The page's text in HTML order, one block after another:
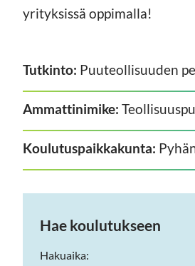
yrityksissä oppimalla!
Tutkinto: Puuteollisuuden
Ammattinimike:
Koulutuspaikkakunta:
Hae koulutukseen
Hakuaika: